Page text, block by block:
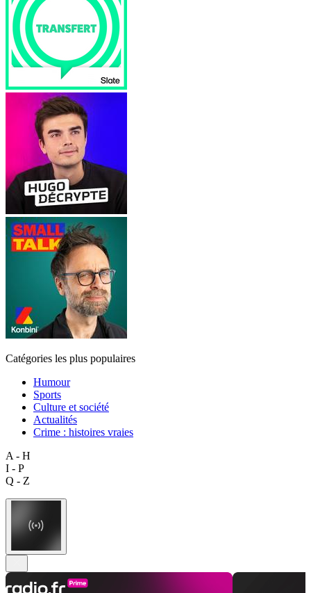
Catégories les plus populaires
Humour
Sports
Culture et société
Actualités
Crime : histoires vraies
A - H
I - P
Q - Z